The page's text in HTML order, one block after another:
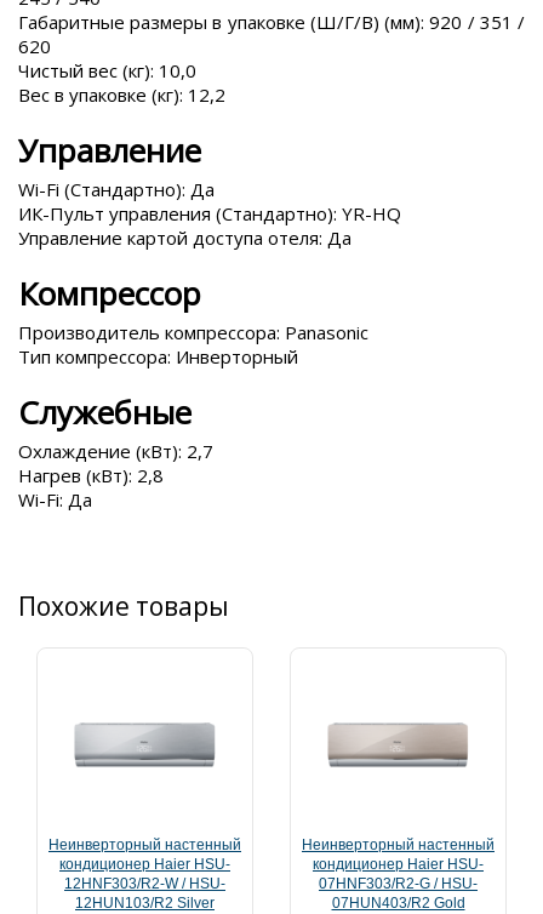
Габаритные размеры в упаковке (Ш/Г/В) (мм): 920 / 351 /
620
Чистый вес (кг): 10,0
Вес в упаковке (кг): 12,2
Управление
Wi-Fi (Стандартно): Да
ИК-Пульт управления (Стандартно): YR-HQ
Управление картой доступа отеля: Да
Компрессор
Производитель компрессора: Panasonic
Тип компрессора: Инверторный
Служебные
Охлаждение (кВт): 2,7
Нагрев (кВт): 2,8
Wi-Fi: Да
Похожие товары
Неинверторный настенный
кондиционер Haier HSU-
12HNF303/R2-W / HSU-
12HUN103/R2 Silver
Неинверторный настенный
кондиционер Haier HSU-
07HNF303/R2-G / HSU-
07HUN403/R2 Gold